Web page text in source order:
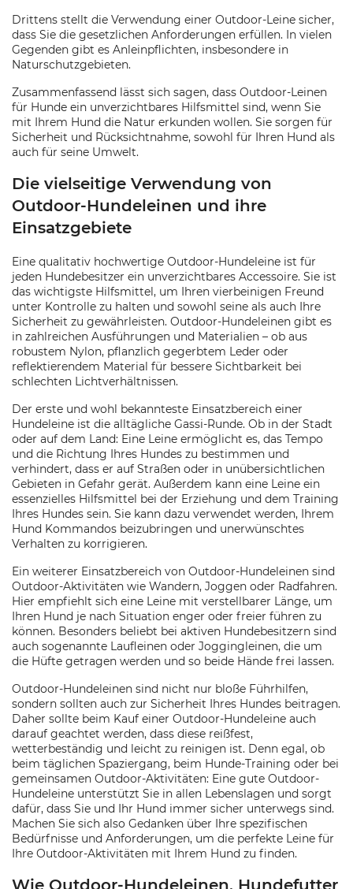
Drittens stellt die Verwendung einer Outdoor-Leine sicher,
dass Sie die gesetzlichen Anforderungen erfüllen. In vielen
Gegenden gibt es Anleinpflichten, insbesondere in
Naturschutzgebieten.
Zusammenfassend lässt sich sagen, dass Outdoor-Leinen
für Hunde ein unverzichtbares Hilfsmittel sind, wenn Sie
mit Ihrem Hund die Natur erkunden wollen. Sie sorgen für
Sicherheit und Rücksichtnahme, sowohl für Ihren Hund als
auch für seine Umwelt.
Die vielseitige Verwendung von
Outdoor-Hundeleinen und ihre
Einsatzgebiete
Eine qualitativ hochwertige Outdoor-Hundeleine ist für
jeden Hundebesitzer ein unverzichtbares Accessoire. Sie ist
das wichtigste Hilfsmittel, um Ihren vierbeinigen Freund
unter Kontrolle zu halten und sowohl seine als auch Ihre
Sicherheit zu gewährleisten. Outdoor-Hundeleinen gibt es
in zahlreichen Ausführungen und Materialien – ob aus
robustem Nylon, pflanzlich gegerbtem Leder oder
reflektierendem Material für bessere Sichtbarkeit bei
schlechten Lichtverhältnissen.
Der erste und wohl bekannteste Einsatzbereich einer
Hundeleine ist die alltägliche Gassi-Runde. Ob in der Stadt
oder auf dem Land: Eine Leine ermöglicht es, das Tempo
und die Richtung Ihres Hundes zu bestimmen und
verhindert, dass er auf Straßen oder in unübersichtlichen
Gebieten in Gefahr gerät. Außerdem kann eine Leine ein
essenzielles Hilfsmittel bei der Erziehung und dem Training
Ihres Hundes sein. Sie kann dazu verwendet werden, Ihrem
Hund Kommandos beizubringen und unerwünschtes
Verhalten zu korrigieren.
Ein weiterer Einsatzbereich von Outdoor-Hundeleinen sind
Outdoor-Aktivitäten wie Wandern, Joggen oder Radfahren.
Hier empfiehlt sich eine Leine mit verstellbarer Länge, um
Ihren Hund je nach Situation enger oder freier führen zu
können. Besonders beliebt bei aktiven Hundebesitzern sind
auch sogenannte Laufleinen oder Joggingleinen, die um
die Hüfte getragen werden und so beide Hände frei lassen.
Outdoor-Hundeleinen sind nicht nur bloße Führhilfen,
sondern sollten auch zur Sicherheit Ihres Hundes beitragen.
Daher sollte beim Kauf einer Outdoor-Hundeleine auch
darauf geachtet werden, dass diese reißfest,
wetterbeständig und leicht zu reinigen ist. Denn egal, ob
beim täglichen Spaziergang, beim Hunde-Training oder bei
gemeinsamen Outdoor-Aktivitäten: Eine gute Outdoor-
Hundeleine unterstützt Sie in allen Lebenslagen und sorgt
dafür, dass Sie und Ihr Hund immer sicher unterwegs sind.
Machen Sie sich also Gedanken über Ihre spezifischen
Bedürfnisse und Anforderungen, um die perfekte Leine für
Ihre Outdoor-Aktivitäten mit Ihrem Hund zu finden.
Wie Outdoor-Hundeleinen, Hundefutter